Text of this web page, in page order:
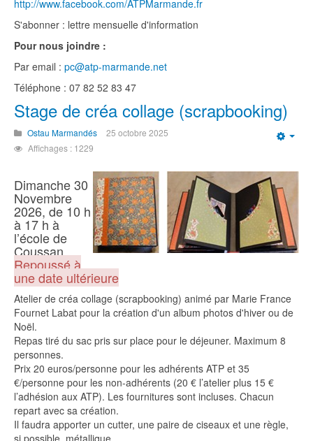
http://www.facebook.com/ATPMarmande.fr
S'abonner : lettre mensuelle d'information
Pour nous joindre :
Par email : pc@atp-marmande.net
Téléphone : 07 82 52 83 47
Stage de créa collage (scrapbooking)
Ostau Marmandés
25 octobre 2025
Affichages : 1229
Dimanche 30
Novembre
2026, de 10 h
à 17 h à
l’école de
Coussan.
Repoussé à
une date ultérieure
Atelier de créa collage (scrapbooking) animé par Marie France
Fournet Labat pour la création d'un album photos d'hiver ou de
Noël.
Repas tiré du sac pris sur place pour le déjeuner. Maximum 8
personnes.
Prix 20 euros/personne pour les adhérents ATP et 35
€/personne pour les non-adhérents (20 € l’atelier plus 15 €
l’adhésion aux ATP). Les fournitures sont incluses. Chacun
repart avec sa création.
Il faudra apporter un cutter, une paire de ciseaux et une règle,
si possible, métallique.